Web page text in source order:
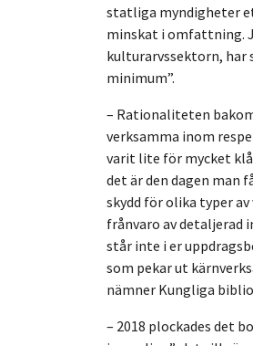
statliga myndigheter
minskat i omfattning.
kulturarvssektorn, har
minimum”.
– Rationaliteten
verksamma inom
varit lite för mycket
det är den dagen man
skydd för olika typer
frånvaro av detaljerad
står inte i er
som pekar ut
nämner Kungliga
– 2018 plockades det